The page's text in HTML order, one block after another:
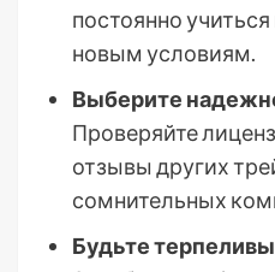
постоянно
новым условиям.
Выберите
Проверяйте
отзывы других
сомнительных
Будьте